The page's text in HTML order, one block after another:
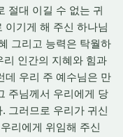
절대 이길 수 없는 귀
이기게 해 주신 하나님
그리고 능력은 탁월하
리 인간의 지혜와 힘과
데 우리 주 예수님은 만
주님께서 우리에게 당
그러므로 우리가 귀신
리에게 위임해 주신